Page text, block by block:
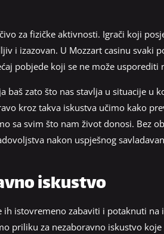
za fizičke aktivnosti. Igrači koji
i izazovan. U Mozzart casinu svaki
pobjede koji se ne može usporediti
baš zato što nas stavlja u situacije u
kroz takva iskustva učimo kako
sa svim što nam život donosi. Bez
nakon uspješnog
iskustvo
istovremeno zabaviti i potaknuti na
priliku za nezaboravno iskustvo